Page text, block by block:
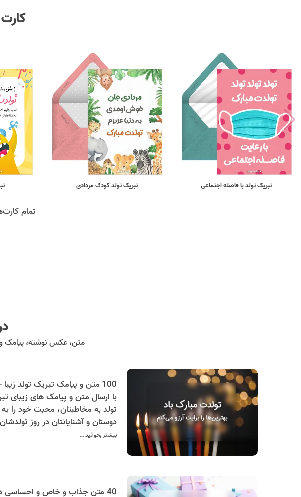
تبریک تولد با فاصله اجتماعی تبریک تولد کودک مردادی
تمام
متن، عکس نوشته، پیامک و
با ارسال متن و پیامک های زیبای
تولد به مخاطبتان، محبت خود را به
دوستان و آشنایانتان در روز تولدشان
کنید.
بیشتر بخوانید …